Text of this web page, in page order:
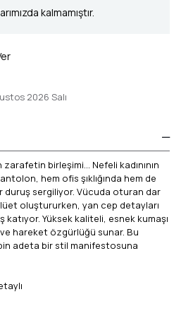
kalmamıştır.
2026 Salı
zarafetin birleşimi... Nefeli kadınının
hem ofis şıklığında hem de
duruş sergiliyor. Vücuda oturan dar
oluştururken, yan cep detayları
Yüksek kaliteli, esnek kumaşı
hareket özgürlüğü sunar. Bu
adeta bir stil manifestosuna